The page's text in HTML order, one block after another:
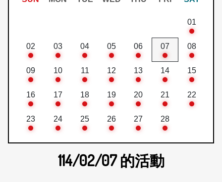
01
02 03 04 05 06 07 08
09 10 11 12 13 14 15
16 17 18 19 20 21 22
23 24 25 26 27 28
114/02/07的活動